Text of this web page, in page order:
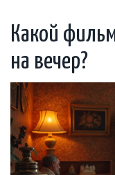
Какой
на вечер?